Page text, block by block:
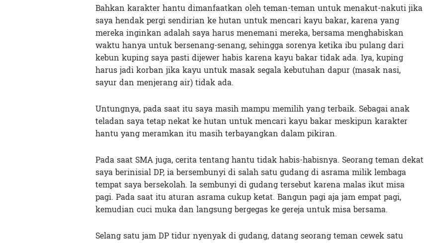
Bahkan karakter hantu dimanfaatkan oleh teman-teman untuk menakut-nakuti jika
saya hendak pergi sendirian ke hutan untuk mencari kayu bakar, karena yang
mereka inginkan adalah saya harus menemani mereka, bersama menghabiskan
waktu hanya untuk bersenang-senang, sehingga sorenya ketika ibu pulang dari
kebun kuping saya pasti dijewer habis karena kayu bakar tidak ada. Iya, kuping
harus jadi korban jika kayu untuk masak segala kebutuhan dapur (masak nasi,
sayur dan menjerang air) tidak ada.
Untungnya, pada saat itu saya masih mampu memilih yang terbaik. Sebagai anak
teladan saya tetap nekat ke hutan untuk mencari kayu bakar meskipun karakter
hantu yang meramkan itu masih terbayangkan dalam pikiran.
Pada saat SMA juga, cerita tentang hantu tidak habis-habisnya. Seorang teman dekat
saya berinisial DP, ia bersembunyi di salah satu gudang di asrama milik lembaga
tempat saya bersekolah. Ia sembunyi di gudang tersebut karena malas ikut misa
pagi. Pada saat itu aturan asrama cukup ketat. Bangun pagi aja jam empat pagi,
kemudian cuci muka dan langsung bergegas ke gereja untuk misa bersama.
Selang satu jam DP tidur nyenyak di gudang, datang seorang teman cewek satu